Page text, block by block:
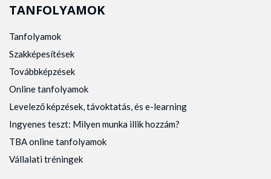
TANFOLYAMOK
Tanfolyamok
Szakképesítések
Továbbképzések
Online tanfolyamok
Levelező képzések, távoktatás, és e-learning
Ingyenes teszt: Milyen munka illik hozzám?
TBA online tanfolyamok
Vállalati tréningek